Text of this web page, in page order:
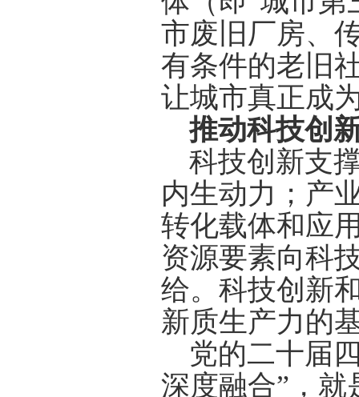
市废旧厂房、
有条件的老旧
让城市真正成
推动科技创
科技创新支
内生动力；产
转化载体和应
资源要素向科
给。科技创新
新质生产力的
党的二十届
深度融合”，